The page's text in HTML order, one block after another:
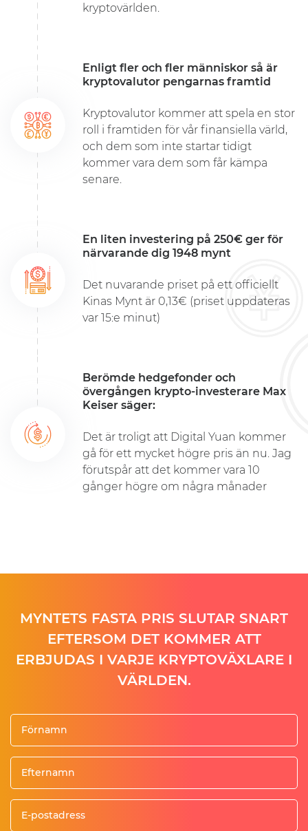
kryptovärlden.
Enligt fler och fler människor så är
kryptovalutor pengarnas framtid
Kryptovalutor kommer att spela en stor
roll i framtiden för vår finansiella värld,
och dem som inte startar tidigt
kommer vara dem som får kämpa
senare.
En liten investering på 250€ ger för
närvarande dig 1948 mynt
Det nuvarande priset på ett officiellt
Kinas Mynt är 0,13€ (priset uppdateras
var 15:e minut)
Berömde hedgefonder och
övergången krypto-investerare Max
Keiser säger:
Det är troligt att Digital Yuan kommer
gå för ett mycket högre pris än nu. Jag
förutspår att det kommer vara 10
gånger högre om några månader
MYNTETS FASTA PRIS SLUTAR SNART
EFTERSOM DET KOMMER ATT
ERBJUDAS I VARJE KRYPTOVÄXLARE I
VÄRLDEN.